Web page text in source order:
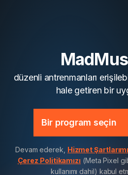
düzenli antrenmanları
hale getiren bir
Bir program seçin
Devam ederek, Hizmet
Çerez Politikamızı (Meta Pixel
kullanımı dahil) kabul